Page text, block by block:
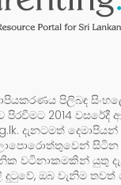
පිලිබඳ
2014 වසරේදී
දැනටමත්
සිටින
වටිනාකමකින් යුතු
ඔබ වැනිම තවත්